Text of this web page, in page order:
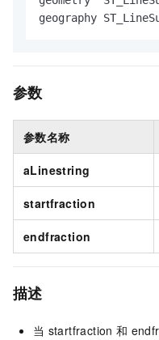
geography
参数
参数名称
aLinestring
startfraction
endfraction
描述
当 startfraction 和